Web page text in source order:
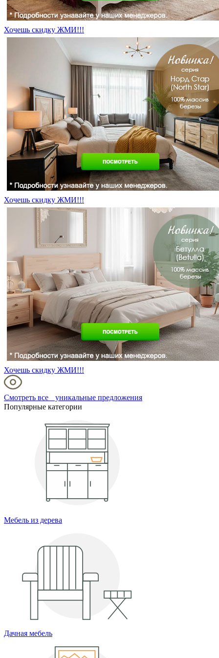
Хочешь скидку ЖМИ!!!
Хочешь скидку ЖМИ!!!
Хочешь скидку ЖМИ!!!
Смотреть все уникальные предложения
Популярные категории
Мебель из дерева
Дачная мебель